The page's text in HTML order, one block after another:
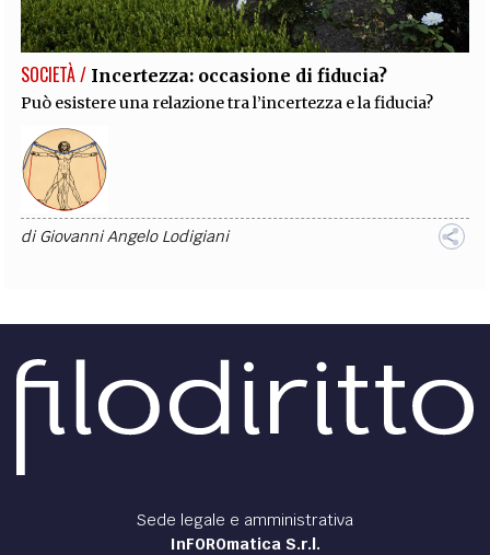
SOCIETÀ / Incertezza: occasione di fiducia?
Può esistere una relazione tra l’incertezza e la fiducia?
diGiovanni Angelo Lodigiani
Sede legale e amministrativa
InFOROmatica S.r.l.